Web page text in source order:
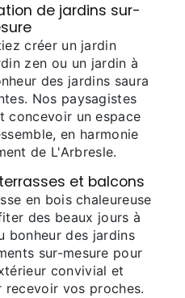
de jardins sur-
créer un jardin
zen ou un jardin à
des jardins saura
Nos paysagistes
concevoir un espace
en harmonie
de L'Arbresle.
et balcons
en bois chaleureuse
des beaux jours à
bonheur des jardins
sur-mesure pour
convivial et
vos proches.